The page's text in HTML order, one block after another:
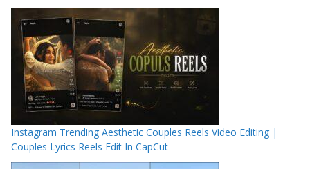
Instagram Trending Aesthetic Couples Reels Video Editing |
Couples Lyrics Reels Edit In CapCut